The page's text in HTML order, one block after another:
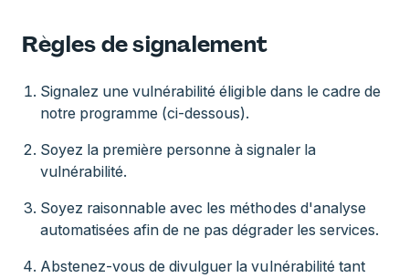
Règles de signalement
Signalez une vulnérabilité éligible dans le cadre de
notre programme (ci-dessous).
Soyez la première personne à signaler la
vulnérabilité.
Soyez raisonnable avec les méthodes d'analyse
automatisées afin de ne pas dégrader les services.
Abstenez-vous de divulguer la vulnérabilité tant